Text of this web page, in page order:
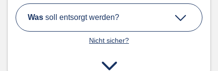
Was soll entsorgt werden?
Nicht sicher?